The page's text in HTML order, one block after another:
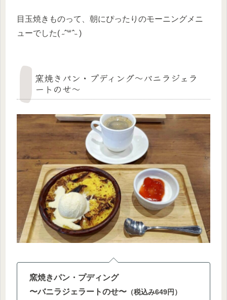
目玉焼きものって、朝にぴったりのモーニングメニ
ューでした( ˶ˆ꒳ˆ˵ )
窯焼きパン・プディング〜バニラジェラ
ートのせ〜
窯焼きパン・プディング
〜バニラジェラートのせ〜 （税込み649円）